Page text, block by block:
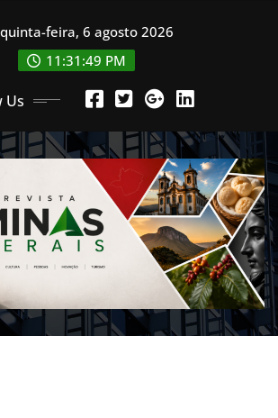
quinta-feira, 6 agosto 2026
11:31:51 PM
Us